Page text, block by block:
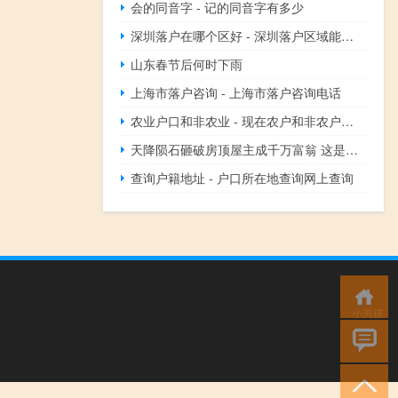
会的同音字 - 记的同音字有多少
深圳落户在哪个区好 - 深圳落户区域能随便选择吗
山东春节后何时下雨
上海市落户咨询 - 上海市落户咨询电话
农业户口和非农业 - 现在农户和非农户有区别吗
天降陨石砸破房顶屋主成千万富翁 这是啥情况
查询户籍地址 - 户口所在地查询网上查询